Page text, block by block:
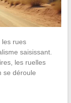
les rues
saisissant.
les ruelles
se déroule